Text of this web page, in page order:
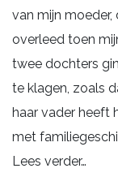
van mijn
overleed toen
twee dochters
te klagen, zoals
haar vader heeft
met
Lees verder…